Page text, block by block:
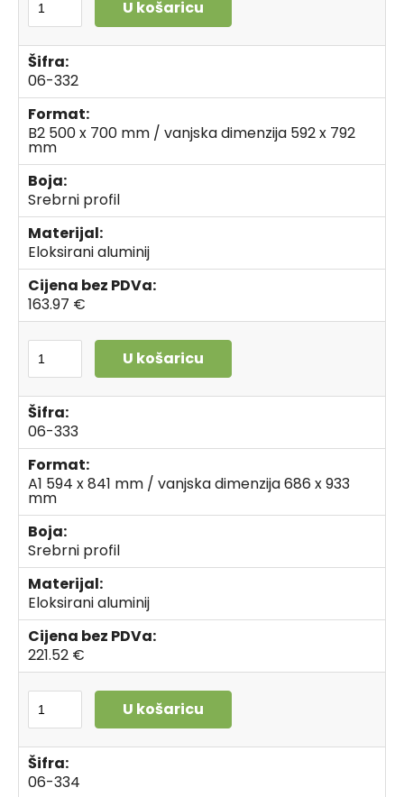
U košaricu
Šifra:
06-332
Format:
B2 500 x 700 mm / vanjska dimenzija 592 x 792
mm
Boja:
Srebrni profil
Materijal:
Eloksirani aluminij
Cijena bez PDVa:
163.97 €
U košaricu
Šifra:
06-333
Format:
A1 594 x 841 mm / vanjska dimenzija 686 x 933
mm
Boja:
Srebrni profil
Materijal:
Eloksirani aluminij
Cijena bez PDVa:
221.52 €
U košaricu
Šifra:
06-334